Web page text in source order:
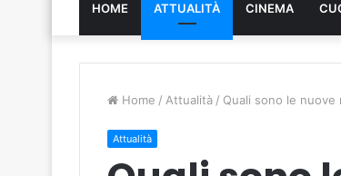
HOME ATTUALITÀ CINEMA
Home / Attualità / Quali sono le
Attualità